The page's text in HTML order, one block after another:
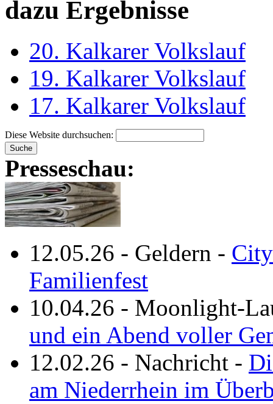
dazu Ergebnisse
20. Kalkarer Volkslauf
19. Kalkarer Volkslauf
17. Kalkarer Volkslauf
Diese Website durchsuchen:
Presseschau:
12.05.26 - Geldern -
Familienfest
10.04.26 - Moonlight-
und ein Abend voller
12.02.26 - Nachricht -
am Niederrhein im